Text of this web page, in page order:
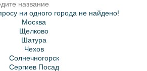
ни одного города не найдено!
Москва
Щелково
Шатура
Чехов
Солнечногорск
Сергиев Посад